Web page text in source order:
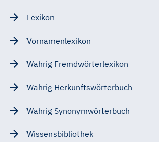
Lexikon
Vornamenlexikon
Wahrig Fremdwörterlexikon
Wahrig Herkunftswörterbuch
Wahrig Synonymwörterbuch
Wissensbibliothek